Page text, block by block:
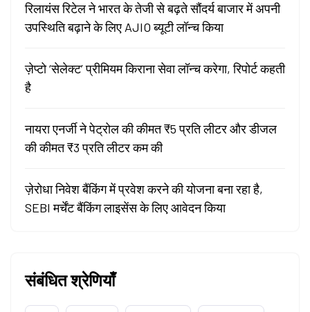
रिलायंस रिटेल ने भारत के तेजी से बढ़ते सौंदर्य बाजार में अपनी
उपस्थिति बढ़ाने के लिए AJIO ब्यूटी लॉन्च किया
ज़ेप्टो ‘सेलेक्ट’ प्रीमियम किराना सेवा लॉन्च करेगा, रिपोर्ट कहती
है
नायरा एनर्जी ने पेट्रोल की कीमत ₹5 प्रति लीटर और डीजल
की कीमत ₹3 प्रति लीटर कम की
ज़ेरोधा निवेश बैंकिंग में प्रवेश करने की योजना बना रहा है,
SEBI मर्चेंट बैंकिंग लाइसेंस के लिए आवेदन किया
संबंधित श्रेणियाँ